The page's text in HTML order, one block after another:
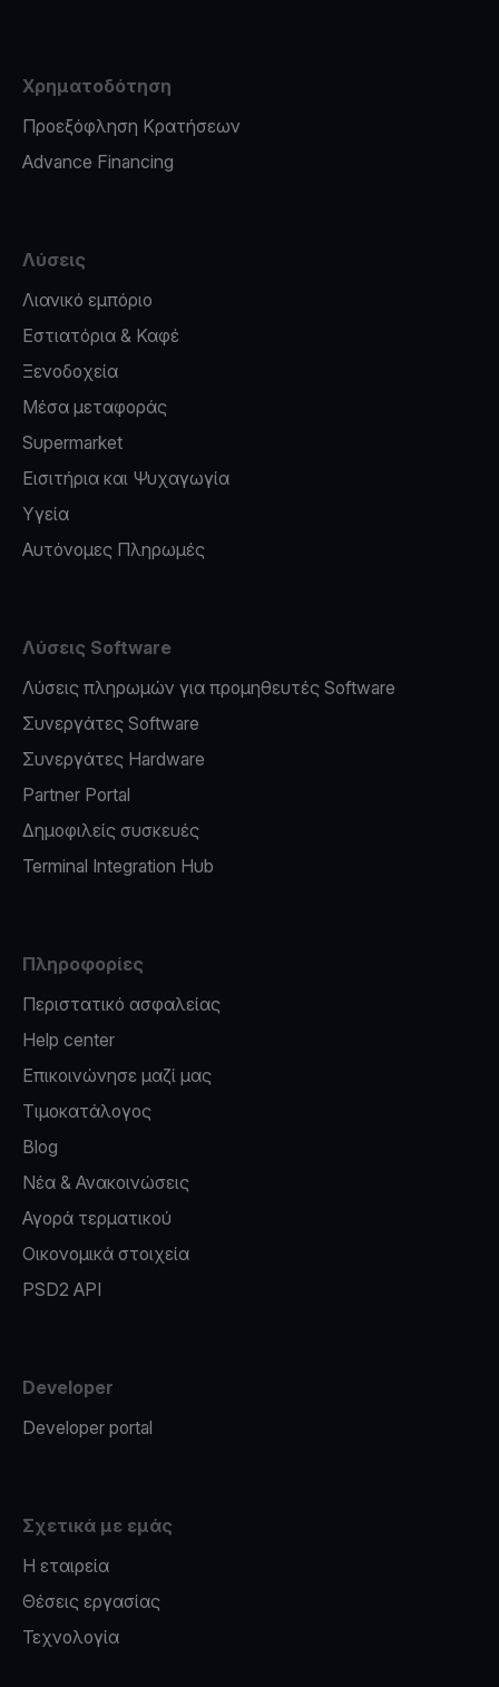
Χρηματοδότηση
Προεξόφληση Κρατήσεων
Advance Financing
Λύσεις
Λιανικό εμπόριο
Εστιατόρια & Καφέ
Ξενοδοχεία
Μέσα μεταφοράς
Supermarket
Εισιτήρια και Ψυχαγωγία
Υγεία
Αυτόνομες Πληρωμές
Λύσεις Software
Λύσεις πληρωμών για προμηθευτές Software
Συνεργάτες Software
Συνεργάτες Hardware
Partner Portal
Δημοφιλείς συσκευές
Terminal Integration Hub
Πληροφορίες
Περιστατικό ασφαλείας
Help center
Επικοινώνησε μαζί μας
Τιμοκατάλογος
Blog
Νέα & Ανακοινώσεις
Αγορά τερματικού
Οικονομικά στοιχεία
PSD2 API
Developer
Developer portal
Σχετικά με εμάς
Η εταιρεία
Θέσεις εργασίας
Τεχνολογία